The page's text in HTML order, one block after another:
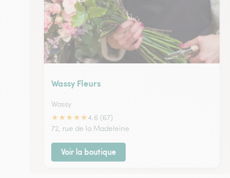
Wassy Fleurs
Wassy
★★★★★4.6 (67)
72, rue de la Madeleine
Voir la boutique